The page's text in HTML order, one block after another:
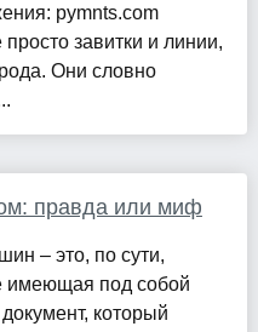
pymnts.com
завитки и линии,
Они словно
правда или миф
– это, по сути,
имеющая под собой
который